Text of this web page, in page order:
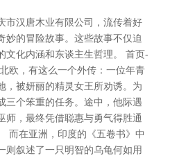
市汉唐木业有限公司，流传着好
妙的冒险故事。这些故事不仅迫
文化内涵和东谈主生哲理。 首页-
欧，有这么一个外传：一位年青
，被妍丽的精灵女王所劝诱。为
三个笨重的任务。途中，他际遇
师，最终凭借聪惠与勇气得胜通
而在亚洲，印度的《五卷书》中
则叙述了一只明智的乌龟何如用